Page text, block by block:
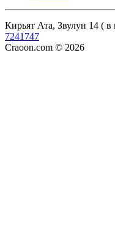
Кирьят Ата, Звулун 14 ( в
7241747
Craoon.com © 2026